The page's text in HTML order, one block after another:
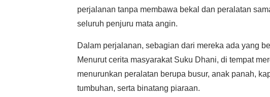
perjalanan tanpa membawa bekal dan peralatan
seluruh penjuru mata angin.
Dalam perjalanan, sebagian dari mereka ada yang
Menurut cerita masyarakat Suku Dhani, di tempat
menurunkan peralatan berupa busur, anak panah,
tumbuhan, serta binatang piaraan.